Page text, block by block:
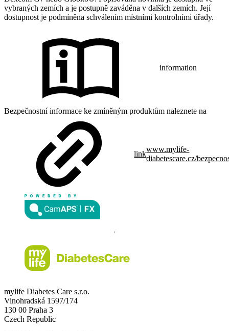
vybraných zemích a je postupně zaváděna v dalších zemích. Její
dostupnost je podmíněna schválením místními kontrolními úřady.
information
Bezpečnostní informace ke zmíněným produktům naleznete na
link
www.mylife-
diabetescare.cz/
mylife Diabetes Care s.r.o.
Vinohradská 1597/174
130 00 Praha 3
Czech Republic